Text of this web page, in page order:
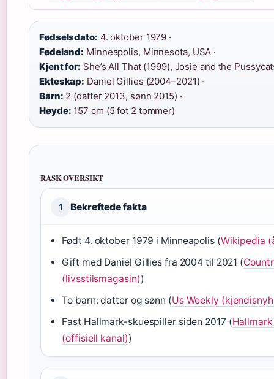
Fødselsdato: 4. oktober 1979 ·
Fødeland: Minneapolis, Minnesota, USA ·
Kjent for: She’s All That (1999), Josie and the
Ekteskap: Daniel Gillies (2004–2021) ·
Barn: 2 (datter 2013, sønn 2015) ·
Høyde: 157 cm (5 fot 2 tommer)
RASK OVERSIKT
1 Bekreftede fakta
Født 4. oktober 1979 i Minneapolis (Wikipedia
Gift med Daniel Gillies fra 2004 til 2021 (
(livsstilsmagasin))
To barn: datter og sønn (Us Weekly
Fast Hallmark-skuespiller siden 2017 (
(offisiell kanal))